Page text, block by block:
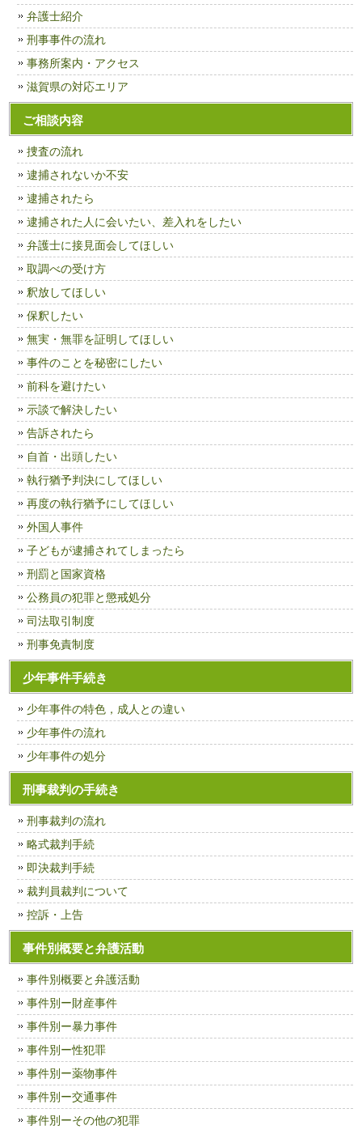
弁護士紹介
刑事事件の流れ
事務所案内・アクセス
滋賀県の対応エリア
ご相談内容
捜査の流れ
逮捕されないか不安
逮捕されたら
逮捕された人に会いたい、差入れをしたい
弁護士に接見面会してほしい
取調べの受け方
釈放してほしい
保釈したい
無実・無罪を証明してほしい
事件のことを秘密にしたい
前科を避けたい
示談で解決したい
告訴されたら
自首・出頭したい
執行猶予判決にしてほしい
再度の執行猶予にしてほしい
外国人事件
子どもが逮捕されてしまったら
刑罰と国家資格
公務員の犯罪と懲戒処分
司法取引制度
刑事免責制度
少年事件手続き
少年事件の特色，成人との違い
少年事件の流れ
少年事件の処分
刑事裁判の手続き
刑事裁判の流れ
略式裁判手続
即決裁判手続
裁判員裁判について
控訴・上告
事件別概要と弁護活動
事件別概要と弁護活動
事件別ー財産事件
事件別ー暴力事件
事件別ー性犯罪
事件別ー薬物事件
事件別ー交通事件
事件別ーその他の犯罪